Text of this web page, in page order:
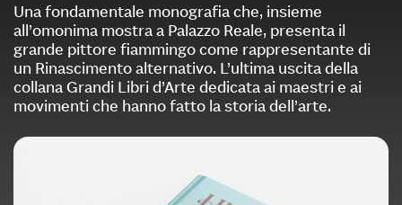
Una fondamentale monografia che, insieme
all’omonima mostra a Palazzo Reale, presenta il
grande pittore fiammingo come rappresentante di
un Rinascimento alternativo. L’ultima uscita della
collana Grandi Libri d’Arte dedicata ai maestri e ai
movimenti che hanno fatto la storia dell’arte.